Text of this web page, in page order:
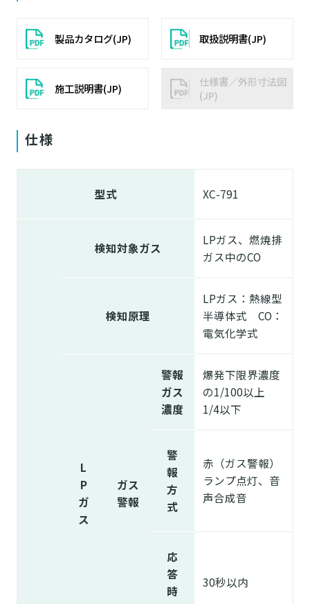
製品カタログ(JP) 取扱説明書(JP)
施工説明書(JP)
仕様書／外形寸法図
(JP)
仕様
型式 XC-791
検知対象ガス
LPガス、燃焼排
ガス中のCO
検知原理
LPガス：熱線型
半導体式 CO：
電気化学式
L
P
ガ
ス
ガス
警報
警報
ガス
濃度
爆発下限界濃度
の1/100以上
1/4以下
警
報
方
式
赤（ガス警報）
ランプ点灯、音
声合成音
応
答
時
30秒以内